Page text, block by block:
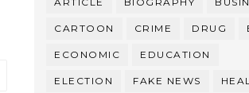
CARTOON CRIME DRUG
ECONOMIC EDUCATION
ELECTION FAKE NEWS